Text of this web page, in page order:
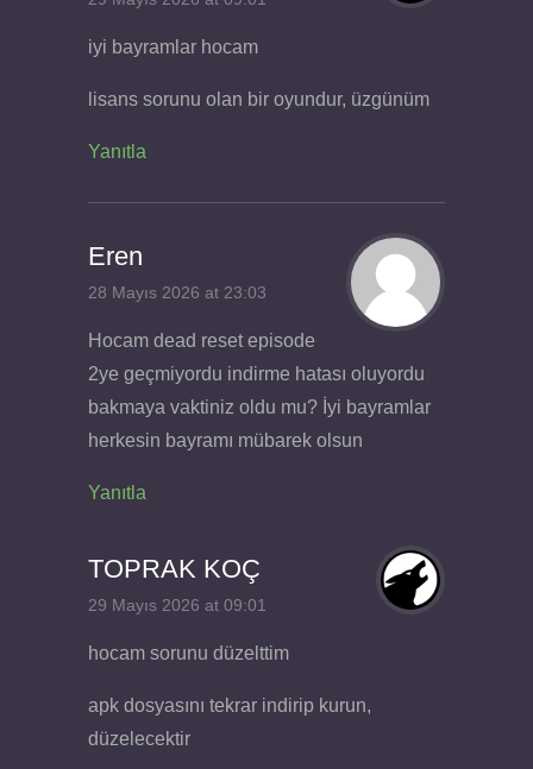
iyi bayramlar hocam
lisans sorunu olan bir oyundur, üzgünüm
Yanıtla
Eren
28 Mayıs 2026 at 23:03
Hocam dead reset episode
2ye geçmiyordu indirme hatası oluyordu
bakmaya vaktiniz oldu mu? İyi bayramlar
herkesin bayramı mübarek olsun
Yanıtla
TOPRAK KOÇ
29 Mayıs 2026 at 09:01
hocam sorunu düzelttim
apk dosyasını tekrar indirip kurun,
düzelecektir